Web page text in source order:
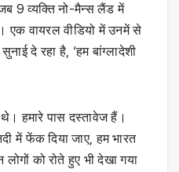
9 व्यक्ति नो-मैन्स लैंड में
एक वायरल वीडियो में उनमें से
दे रहा है, ‘हम बांग्लादेशी
हमारे पास दस्तावेज हैं।
में फेंक दिया जाए, हम भारत
लोगों को रोते हुए भी देखा गया